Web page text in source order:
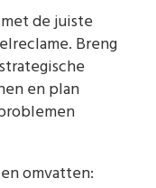
de juiste
Breng
en plan
omvatten: